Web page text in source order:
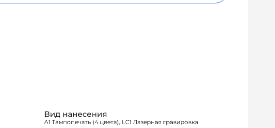
Вид нанесения
A1 Тампопечать (4 цвета), LC1 Лазерная гравировка